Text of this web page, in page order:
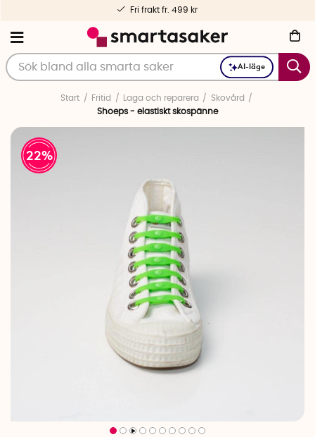
AI-läge
Fri frakt fr. 499 kr
Start Fritid Laga och reparera
Skovård
Shoeps - elastiskt skospänne
22